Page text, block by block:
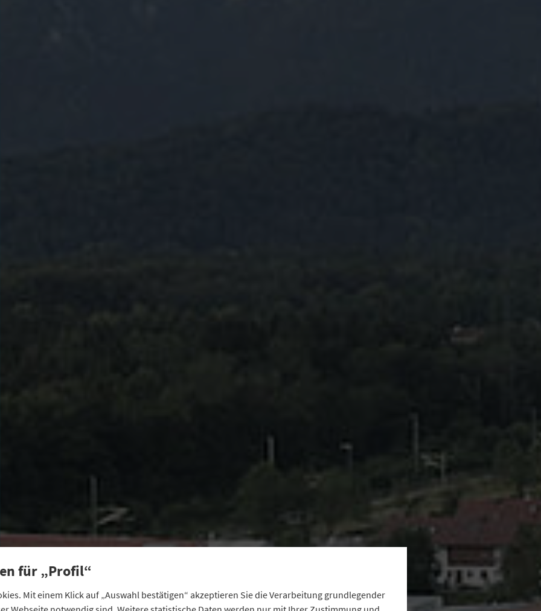
für „Profil“
Mit einem Klick auf „Auswahl bestätigen“ akzeptieren Sie die Verarbeitung grundlegender